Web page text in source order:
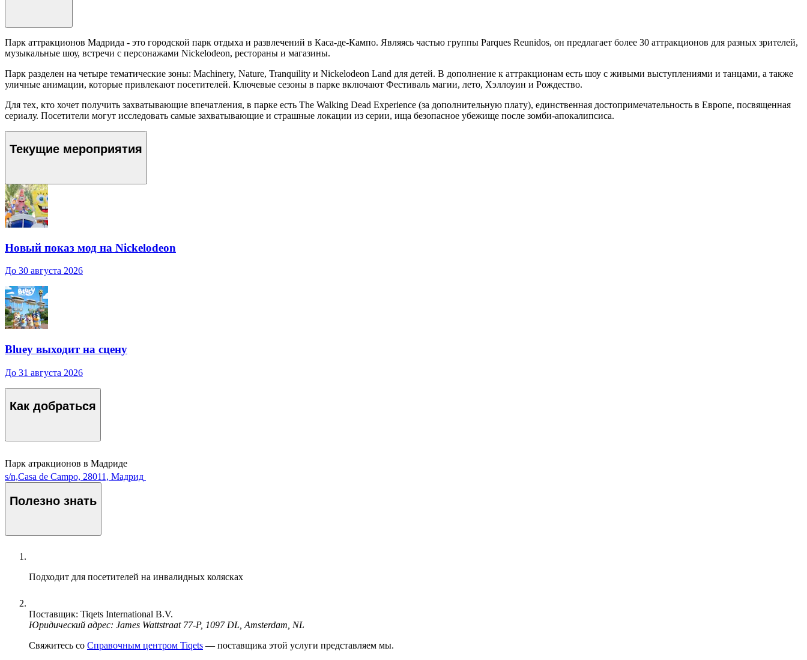
Парк аттракционов Мадрида - это городской парк отдыха и развлечений в Каса-де-Кампо. Являясь частью группы Parques Reunidos, он предлагает более 30 аттракционов для разных зрителей,
музыкальные шоу, встречи с персонажами Nickelodeon, рестораны и магазины.
Парк разделен на четыре тематические зоны: Machinery, Nature, Tranquility и Nickelodeon Land для детей. В дополнение к аттракционам есть шоу с живыми выступлениями и танцами, а также
уличные анимации, которые привлекают посетителей. Ключевые сезоны в парке включают Фестиваль магии, лето, Хэллоуин и Рождество.
Для тех, кто хочет получить захватывающие впечатления, в парке есть The Walking Dead Experience (за дополнительную плату), единственная достопримечательность в Европе, посвященная
сериалу. Посетители могут исследовать самые захватывающие и страшные локации из серии, ища безопасное убежище после зомби-апокалипсиса.
Текущие мероприятия
Новый показ мод на Nickelodeon
До 30 августа 2026
Bluey выходит на сцену
До 31 августа 2026
Как добраться
Парк атракционов в Мадриде
s/n,Casa de Campo, 28011, Мадрид
Полезно знать
Подходит для посетителей на инвалидных колясках
Поставщик: Tiqets International B.V.
Юридический адрес: James Wattstraat 77-P, 1097 DL, Amsterdam, NL
Свяжитесь со Справочным центром Tiqets — поставщика этой услуги представляем мы.